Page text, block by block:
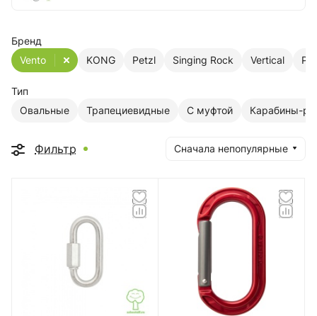
Бренд
KONG
Petzl Singing Rock
Vento Vertical
Тип
Овальные
Трапециевидные С муфтой Карабины-
Фильтр Сначала непопулярные